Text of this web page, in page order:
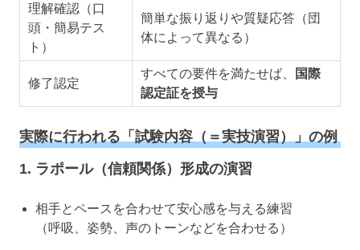
理解確認（口
頭・簡易テス
ト）
簡単な振り返りや質疑応答（団
体によって異なる）
修了認定
すべての要件を満たせば、
国際
認定証を授与
実際に行われる「試験内容（＝実技演習）」の例
1. ラポール（信頼関係）形成の演習
相手とペースを合わせて安心感を与える練習
（呼吸、姿勢、声のトーンなどを合わせる）